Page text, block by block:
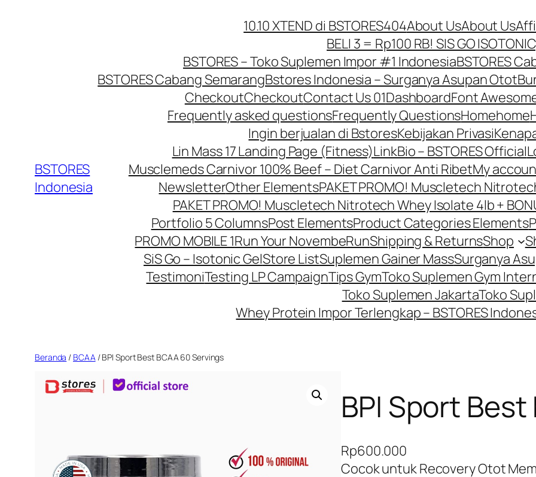
BSTORES
Indonesia
10.10 XTEND di BSTORES404About UsAbout Us
BELI 3 = Rp100 RB! SIS GO
BSTORES – Toko Suplemen Impor #1 IndonesiaBSTORES
BSTORES Cabang SemarangBstores Indonesia – Surganya Asupan Otot
CheckoutCheckoutContact Us 01DashboardFont
Frequently asked questionsFrequently QuestionsHomehome
Ingin berjualan di BstoresKebijakan Privasi
Lin Mass 17 Landing Page (Fitness)LinkBio – BSTORES Official
Musclemeds Carnivor 100% Beef – Diet Carnivor Anti RibetMy
NewsletterOther ElementsPAKET PROMO! Muscletech
PAKET PROMO! Muscletech Nitrotech Whey Isolate 4lb +
Portfolio 5 ColumnsPost ElementsProduct Categories Elements
PROMO MOBILE 1Run Your NovembeRunShipping & ReturnsShop
SiS Go – Isotonic GelStore ListSuplemen Gainer MassSurganya
TestimoniTesting LP CampaignTips GymToko Suplemen Gym
Toko Suplemen JakartaToko
Whey Protein Impor Terlengkap – BSTORES
Beranda / BCAA/ BPI Sport Best BCAA 60 Servings
BPI Sport
Rp600.000
Cocok untuk Recovery Otot